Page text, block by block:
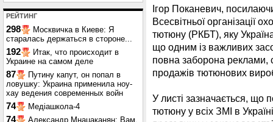
РЕЙТИНГ
298
Москвичка в Киеве: Я
старалась держаться в стороне...
192
Итак, что происходит в
Украине на самом деле
87
Путину капут, он попал в
ловушку: Украина применила ноу-
хау ведения современных войн
74 Медіашкола-4
74
Александр Мнацаканян: Вам,
Ігор Поканевич,
Всесвітньої організації
тютюну (РКБТ), яку
що одним із важливих
повна заборона реклами,
продажів тютюнових
У листі зазначається, що
тютюну у всіх ЗМІ в